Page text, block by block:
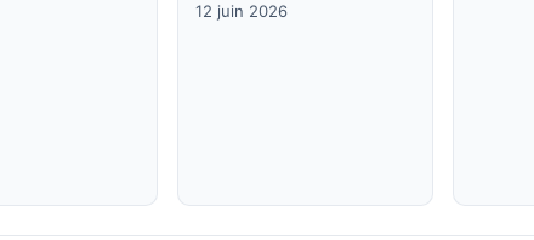
12 juin 2026